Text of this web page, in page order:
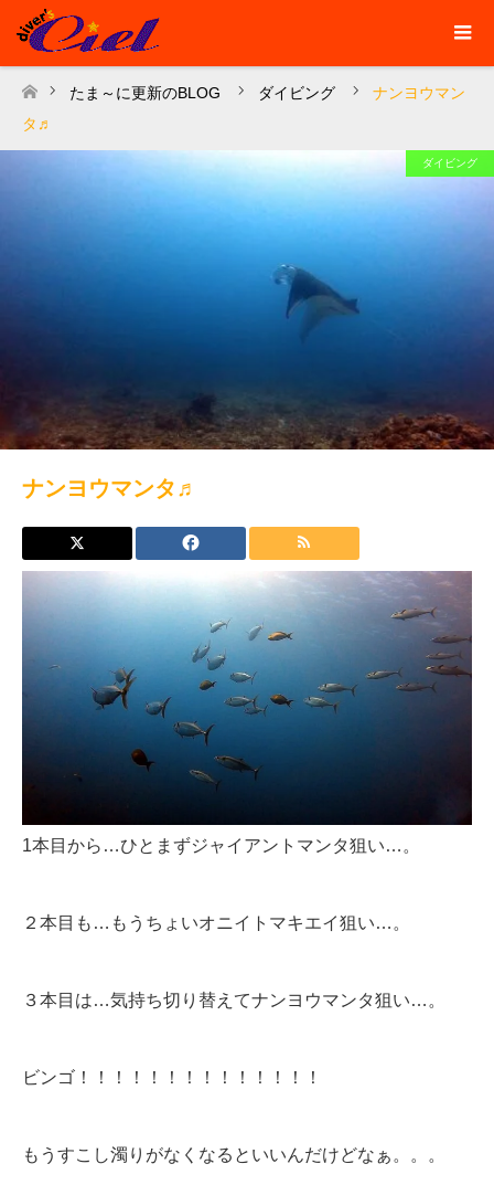
ホーム
たま～に更新のBLOG ダイビング
ナンヨウマン
タ♬
ダイビング
ナンヨウマンタ♬
1本目から…ひとまずジャイアントマンタ狙い…。
２本目も…もうちょいオニイトマキエイ狙い…。
３本目は…気持ち切り替えてナンヨウマンタ狙い…。
ビンゴ！！！！！！！！！！！！！！
もうすこし濁りがなくなるといいんだけどなぁ。。。